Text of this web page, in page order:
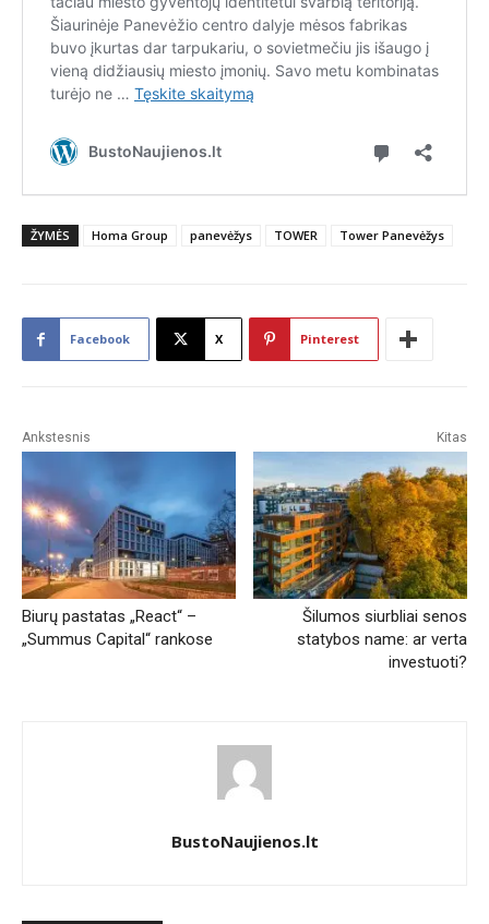
ŽYMĖS Homa Group panevėžys TOWER Tower Panevėžys
Facebook X Pinterest
Ankstesnis
Biurų pastatas „React“ –
„Summus Capital“ rankose
Kitas
Šilumos siurbliai senos
statybos name: ar verta
investuoti?
BustoNaujienos.lt